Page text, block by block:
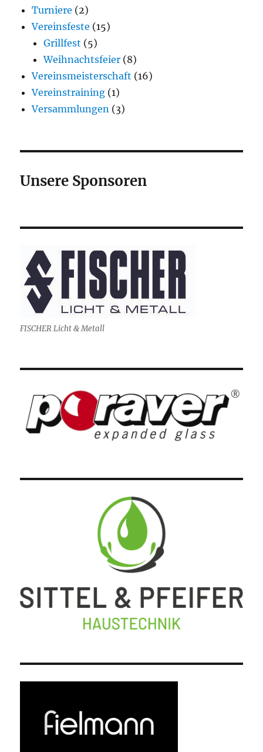
Turniere (2)
Vereinsfeste (15)
Grillfest (5)
Weihnachtsfeier (8)
Vereinsmeisterschaft (16)
Vereinstraining (1)
Versammlungen (3)
Unsere Sponsoren
FISCHER Licht & Metall